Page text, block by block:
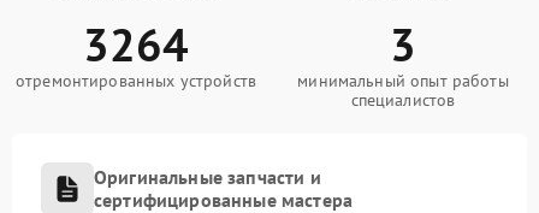
3264
отремонтированных устройств
3
минимальный опыт работы
специалистов
Оригинальные запчасти и
сертифицированные мастера